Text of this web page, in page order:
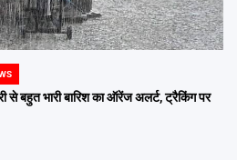
बहुत भारी बारिश का ऑरेंज अलर्ट, ट्रैकिंग पर